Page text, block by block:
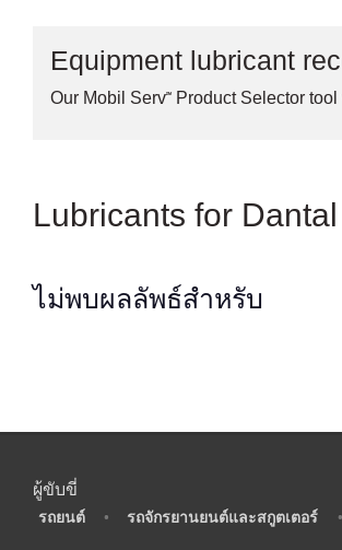
Equipment lubricant
Our Mobil Serv℠ Product Selector
Lubricants for
ไม่พบผลลัพธ์สำหรับ
ผู้ขับขี่
รถยนต์ • รถจักรยานยนต์และสกูตเตอร์ •